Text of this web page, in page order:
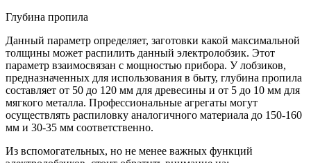
Глубина пропила
Данный параметр определяет, заготовки какой максимальной
толщины может распилить данный электролобзик. Этот
параметр взаимосвязан с мощностью прибора. У лобзиков,
предназначенных для использования в быту, глубина пропила
составляет от 50 до 120 мм для древесины и от 5 до 10 мм для
мягкого металла. Профессиональные агрегаты могут
осуществлять распиловку аналогичного материала до 150-160
мм и 30-35 мм соответственно.
Из вспомогательных, но не менее важных функций